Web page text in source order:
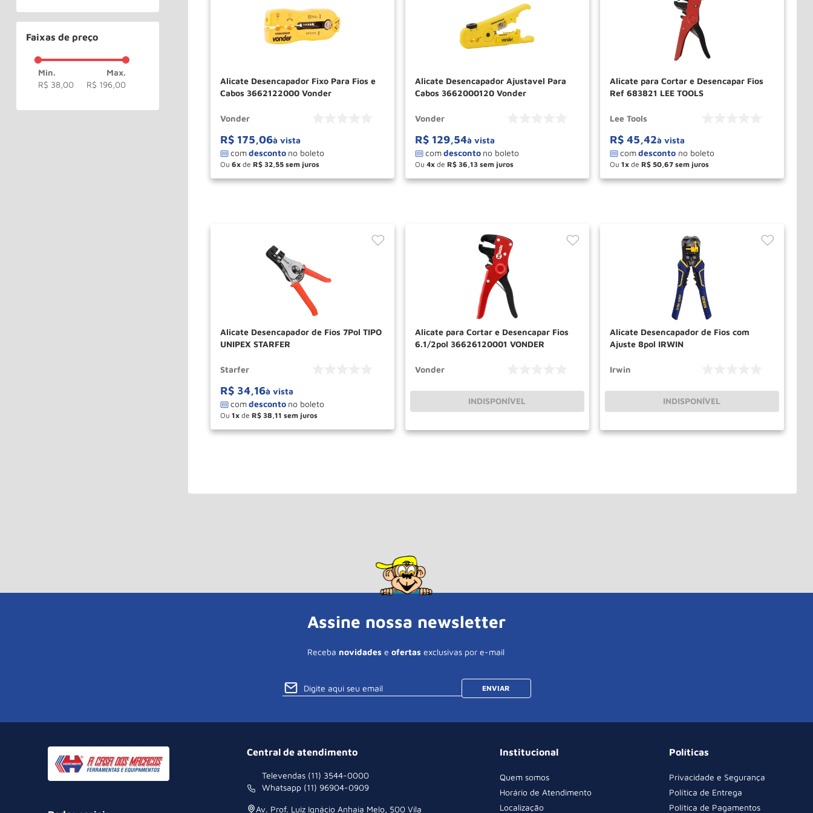
Faixas de preço
R$ 38,00 R$ 196,00
Alicate Desencapador Fixo Para Fios e
Cabos 3662122000 Vonder
Vonder
R$ 175,06à vista
Ou 6 de R$ 32, 55
＋
－ COMPRAR
Alicate Desencapador Ajustavel Para
Cabos 3662000120 Vonder
Vonder
R$ 129,54à vista
Ou 4 de R$ 36 13
＋
－ COMPRAR
Alicate para Cortar e Desencapar Fios
Ref 683821 LEE TOOLS
Lee Tools
R$ 45,42à vista
Ou 1 de R$ 50, 67
＋
－ COMPRAR
Alicate Desencapador de Fios 7Pol TIPO
UNIPEX STARFER
Starfer
R$ 34,16à vista
Ou 1 de R$ 38 11
＋
－ COMPRAR
Alicate para Cortar e Desencapar Fios
6.1/2pol 36626120001 VONDER
Vonder
INDISPONÍVEL
Alicate Desencapador de Fios com
Ajuste 8pol IRWIN
Irwin
INDISPONÍVEL
Assine nossa newsletter
Receba novidades e ofertas exclusivas por e-mail
ENVIAR
Central de atendimento
Televendas (11) 3544-0000
Whatsapp (11) 96904-0909
Av. Prof. Luiz Ignácio Anhaia Melo, 500 Vila
Institucional
Quem somos
Horário de Atendimento
Localização
Políticas
Privacidade e Segurança
Política de Entrega
Política de Pagamentos